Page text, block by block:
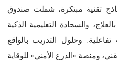
تقنية مبتكرة، شملت صندوق
والسجادة التعليمية الذكية
وحلول التدريب بالواقع
ومنصة «الدرع الأمني» للوقاية